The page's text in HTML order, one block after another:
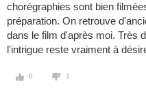
chorégraphies sont bien
préparation. On retrouve
dans le film d'après moi. Très
l'intrigue reste vraiment à
0 1